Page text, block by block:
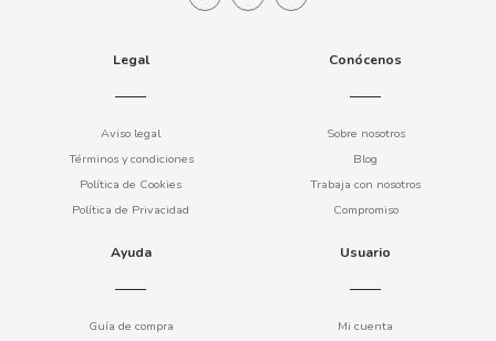
DANONE
DISTRIBUCIÓN MAYORISTA
DON SIMON
Legal
Aviso legal
Términos y condiciones
Política de Cookies
Política de Privacidad
Conócenos
Sobre nosotros
Blog
Trabaja con nosotros
Compromiso
Ayuda
Guía de compra
Usuario
Mi cuenta